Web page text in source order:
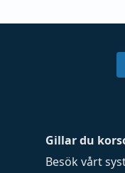
Gillar du
Besök vårt